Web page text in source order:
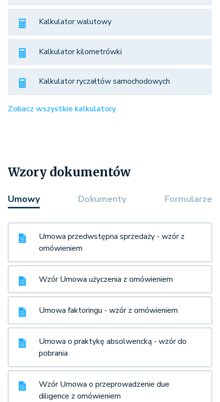
Kalkulator walutowy
Kalkulator kilometrówki
Kalkulator ryczałtów samochodowych
Zobacz wszystkie kalkulatory
Wzory dokumentów
Umowy Dokumenty Formularze
Umowa przedwstępna sprzedaży - wzór z
omówieniem
Wzór Umowa użyczenia z omówieniem
Umowa faktoringu - wzór z omówieniem
Umowa o praktykę absolwencką - wzór do
pobrania
Wzór Umowa o przeprowadzenie due
diligence z omówieniem